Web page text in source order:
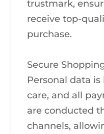
trustmark,
receive top-
purchase.
Secure
Personal data
care, and all
are conducted
channels,